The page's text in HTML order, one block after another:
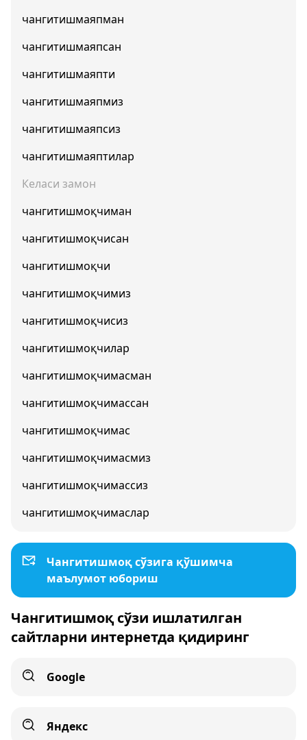
чангитишмаяпман
чангитишмаяпсан
чангитишмаяпти
чангитишмаяпмиз
чангитишмаяпсиз
чангитишмаяптилар
Келаси замон
чангитишмоқчиман
чангитишмоқчисан
чангитишмоқчи
чангитишмоқчимиз
чангитишмоқчисиз
чангитишмоқчилар
чангитишмоқчимасман
чангитишмоқчимассан
чангитишмоқчимас
чангитишмоқчимасмиз
чангитишмоқчимассиз
чангитишмоқчимаслар
Чангитишмоқ сўзига қўшимча
маълумот юбориш
Чангитишмоқ сўзи ишлатилган
сайтларни интернетда қидиринг
Google
Яндекс